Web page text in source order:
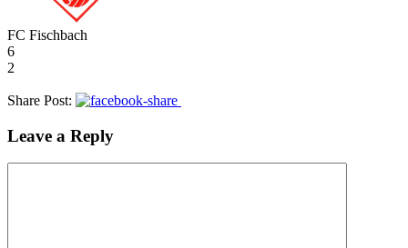
FC Fischbach
6
2